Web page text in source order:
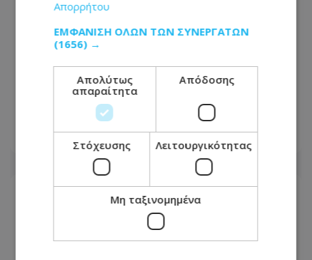
επίθεση στη Μονή Αγίου Νεοφύτου –
Όλο το χρονικό της απόπειρας φόνου
08.08.2026 - 20:46
Απορρήτου
ΕΜΦΆΝΙΣΗ ΌΛΩΝ ΤΩΝ ΣΥΝΕΡΓΑΤΏΝ
(1656) →
Απολύτως
απαραίτητα
Απόδοσης
Στόχευσης Λειτουργικότητας
Μη ταξινομημένα